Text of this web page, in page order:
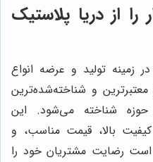
را ازدریا پلاستیک
زمینه تولید و عرضه انواع
معتبرترین و شناخته‌شده‌ترین
حوزه شناخته می‌شود. این
بالا، قیمت مناسب، و
است رضایت مشتریان خود را